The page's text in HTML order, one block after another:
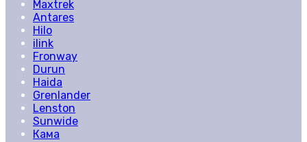
Maxtrek
Antares
Hilo
ilink
Fronway
Durun
Haida
Grenlander
Lenston
Sunwide
Кама